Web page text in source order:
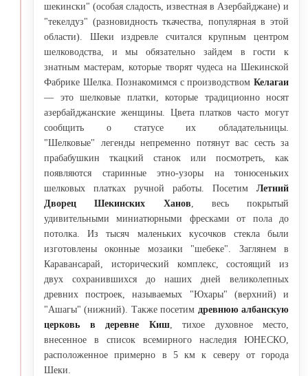
шекински" (особая сладость, известная в Азербайджане) и
"текелдуз" (разновидность ткачества, популярная в этой
области). Шеки издревле считался крупным центром
шелководства, и мы обязательно зайдем в гости к
знатным мастерам, которые творят чудеса на Шекинской
Фабрике Шелка. Познакомимся с производством Келагаи
— это шелковые платки, которые традиционно носят
азербайджанские женщины. Цвета платков часто могут
сообщить о статусе их обладательницы.
"Шелковые" легенды непременно потянут вас сесть за
прабабушкин ткацкий станок или посмотреть, как
появляются старинные этно-узоры на тонюсеньких
шелковых платках ручной работы. Посетим Летний
Дворец Шекинских Ханов , весь покрытый
удивительными миниатюрными фресками от пола до
потолка. Из тысяч маленьких кусочков стекла были
изготовлены оконные мозаики "шебеке". Заглянем в
Каравансарай, исторический комплекс, состоящий из
двух сохранившихся до наших дней великолепных
древних построек, называемых "Юхары" (верхний) и
"Ашагы" (нижний). Также посетим древнюю албанскую
церковь в деревне Киш, тихое духовное место,
внесенное в список всемирного наследия ЮНЕСКО,
расположенное примерно в 5 км к северу от города
Шеки.